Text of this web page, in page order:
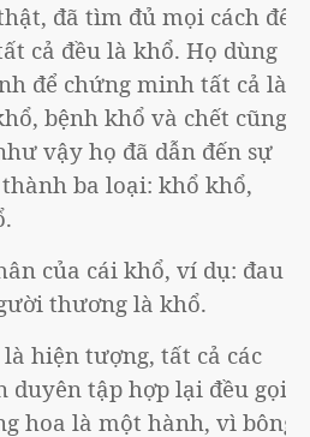
đã tìm đủ mọi cách để
cả đều là khổ. Họ dùng
để chứng minh tất cả là
bệnh khổ và chết cũng
vậy họ đã dẫn đến sự
ba loại: khổ khổ,
của cái khổ, ví dụ: đau
thương là khổ.
hiện tượng, tất cả các
duyên tập hợp lại đều gọi
hoa là một hành, vì bông